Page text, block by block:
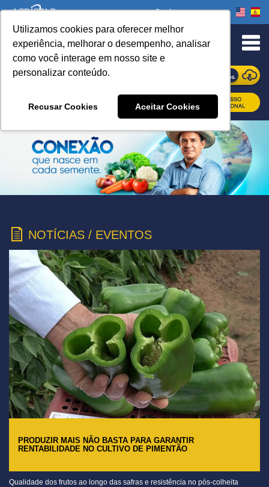
Utilizamos cookies para oferecer melhor
experiência, melhorar o desempenho, analisar
como você interage em nosso site e
personalizar conteúdo.
Recusar Cookies Aceitar Cookies
Onde comprar
ONDE COMPRAR
NOTÍCIAS / EVENTOS
PRODUZIR MAIS NÃO BASTA PARA GARANTIR
RENTABILIDADE NO CULTIVO DE PIMENTÃO
Qualidade dos frutos ao longo das safras e resistência no pós-colheita